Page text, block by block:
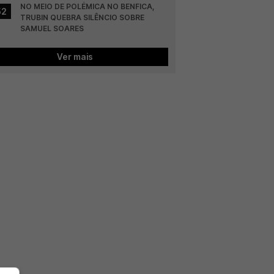
NO MEIO DE POLÉMICA NO BENFICA,
TRUBIN QUEBRA SILÊNCIO SOBRE
SAMUEL SOARES
Ver mais